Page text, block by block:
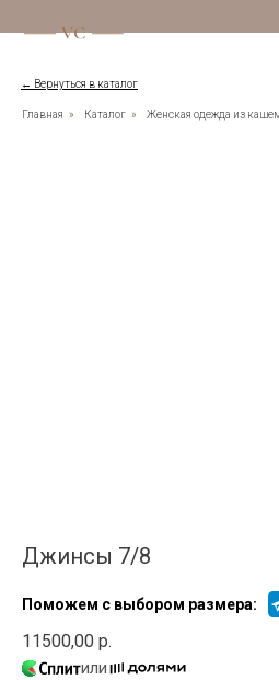
← Вернуться в каталог
Главная » Каталог » Женская одежда из
Джинсы 7/8
Поможем с выбором размера:
11500,00 р.
или